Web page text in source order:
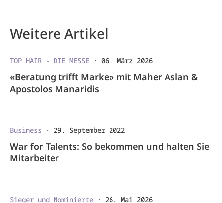
Weitere Artikel
TOP HAIR - DIE MESSE · 06. März 2026
«Beratung trifft Marke» mit Maher Aslan &
Apostolos Manaridis
Business · 29. September 2022
War for Talents: So bekommen und halten Sie
Mitarbeiter
Sieger und Nominierte · 26. Mai 2026